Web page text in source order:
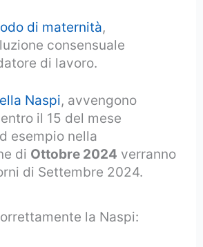
di maternità,
consensuale
di lavoro.
Naspi, avvengono
il 15 del mese
esempio nella
di Ottobre 2024 verranno
di Settembre 2024.
la Naspi: